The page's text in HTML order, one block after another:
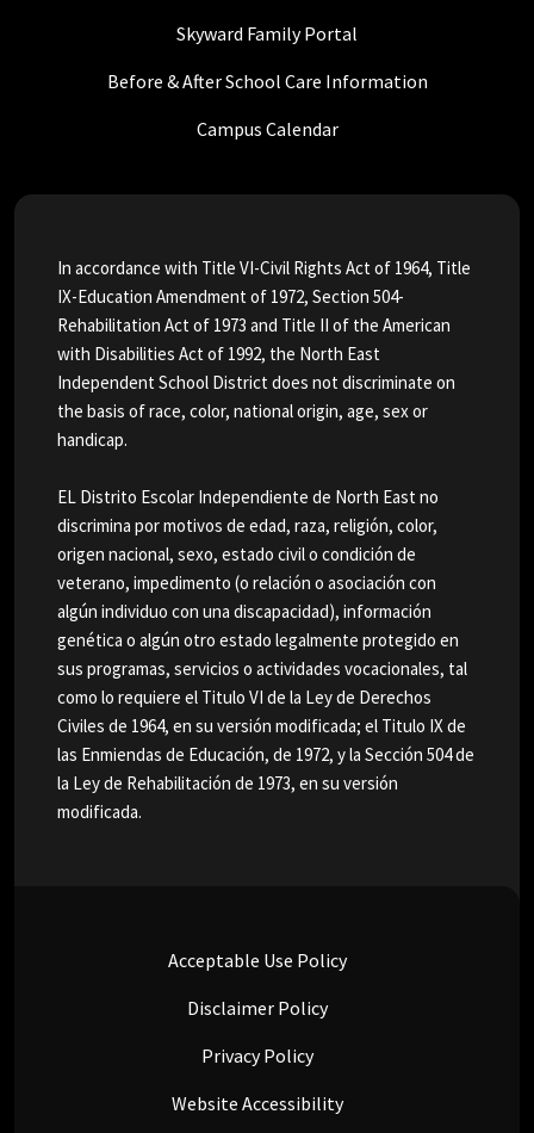
Skyward Family Portal
Before & After School Care Information
Campus Calendar
In accordance with Title VI-Civil Rights Act of 1964, Title
IX-Education Amendment of 1972, Section 504-
Rehabilitation Act of 1973 and Title II of the American
with Disabilities Act of 1992, the North East
Independent School District does not discriminate on
the basis of race, color, national origin, age, sex or
handicap.
EL Distrito Escolar Independiente de North East no
discrimina por motivos de edad, raza, religión, color,
origen nacional, sexo, estado civil o condición de
veterano, impedimento (o relación o asociación con
algún individuo con una discapacidad), información
genética o algún otro estado legalmente protegido en
sus programas, servicios o actividades vocacionales, tal
como lo requiere el Titulo VI de la Ley de Derechos
Civiles de 1964, en su versión modificada; el Titulo IX de
las Enmiendas de Educación, de 1972, y la Sección 504 de
la Ley de Rehabilitación de 1973, en su versión
modificada.
Acceptable Use Policy
Disclaimer Policy
Privacy Policy
Website Accessibility